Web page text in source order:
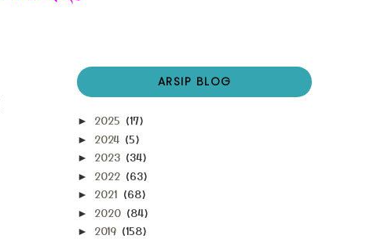
ARSIP BLOG
► 2025 (17)
► 2024 (5)
► 2023 (34)
► 2022 (63)
► 2021 (68)
► 2020 (84)
► 2019 (158)